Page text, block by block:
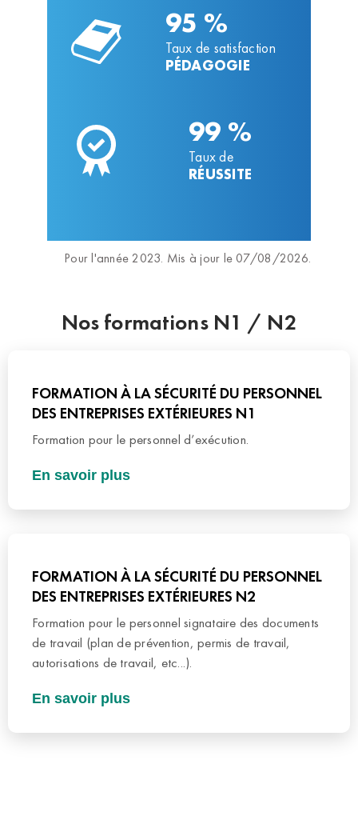
95 %
Taux de satisfaction
PÉDAGOGIE
99 %
Taux de
RÉUSSITE
Pour l'année 2023. Mis à jour le 07/08/2026.
Nos formations N1 / N2
FORMATION À LA SÉCURITÉ DU PERSONNEL
DES ENTREPRISES EXTÉRIEURES N1
Formation pour le personnel d’exécution.
En savoir plus
FORMATION À LA SÉCURITÉ DU PERSONNEL
DES ENTREPRISES EXTÉRIEURES N2
Formation pour le personnel signataire des documents
de travail (plan de prévention, permis de travail,
autorisations de travail, etc...).
En savoir plus